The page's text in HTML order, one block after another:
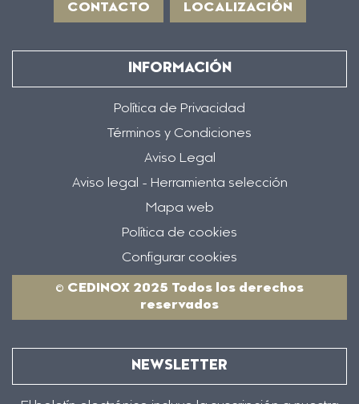
CONTACTO LOCALIZACIÓN
INFORMACIÓN
Política de Privacidad
Términos y Condiciones
Aviso Legal
Aviso legal - Herramienta selección
Mapa web
Política de cookies
Configurar cookies
© CEDINOX 2025 Todos los derechos
reservados
NEWSLETTER